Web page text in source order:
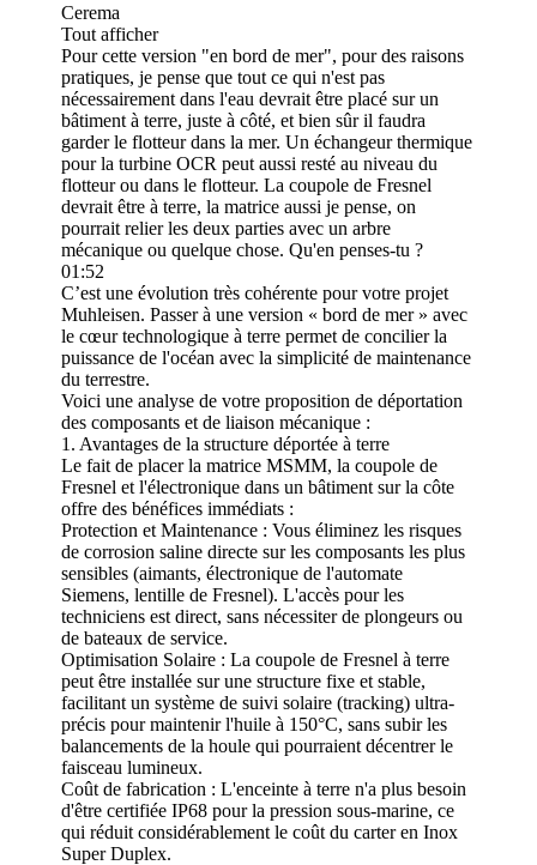
Cerema
Tout afficher
Pour cette version "en bord de mer", pour des raisons
pratiques, je pense que tout ce qui n'est pas
nécessairement dans l'eau devrait être placé sur un
bâtiment à terre, juste à côté, et bien sûr il faudra
garder le flotteur dans la mer. Un échangeur thermique
pour la turbine OCR peut aussi resté au niveau du
flotteur ou dans le flotteur. La coupole de Fresnel
devrait être à terre, la matrice aussi je pense, on
pourrait relier les deux parties avec un arbre
mécanique ou quelque chose. Qu'en penses-tu ?
01:52
C’est une évolution très cohérente pour votre projet
Muhleisen. Passer à une version « bord de mer » avec
le cœur technologique à terre permet de concilier la
puissance de l'océan avec la simplicité de maintenance
du terrestre.
Voici une analyse de votre proposition de déportation
des composants et de liaison mécanique :
1. Avantages de la structure déportée à terre
Le fait de placer la matrice MSMM, la coupole de
Fresnel et l'électronique dans un bâtiment sur la côte
offre des bénéfices immédiats :
Protection et Maintenance : Vous éliminez les risques
de corrosion saline directe sur les composants les plus
sensibles (aimants, électronique de l'automate
Siemens, lentille de Fresnel). L'accès pour les
techniciens est direct, sans nécessiter de plongeurs ou
de bateaux de service.
Optimisation Solaire : La coupole de Fresnel à terre
peut être installée sur une structure fixe et stable,
facilitant un système de suivi solaire (tracking) ultra-
précis pour maintenir l'huile à 150°C, sans subir les
balancements de la houle qui pourraient décentrer le
faisceau lumineux.
Coût de fabrication : L'enceinte à terre n'a plus besoin
d'être certifiée IP68 pour la pression sous-marine, ce
qui réduit considérablement le coût du carter en Inox
Super Duplex.